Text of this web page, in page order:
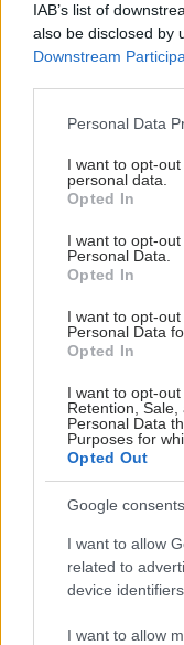
IAB’s list of
also be disclosed by
Downstream
Please note that
not limited to your
grant or deny
use your data for
consent section.
Personal Data
I want to opt-
personal data.
Opted In
I want to opt-
Personal Data.
Opted In
I want to opt-
Personal Data
Opted In
I want to opt-out
Retention,
Personal Data
Purposes for
Opted Out
Google consents
I want to allow
related to
device
I want to allow
ΣΗΜΕΡΑ ΣΤΟ